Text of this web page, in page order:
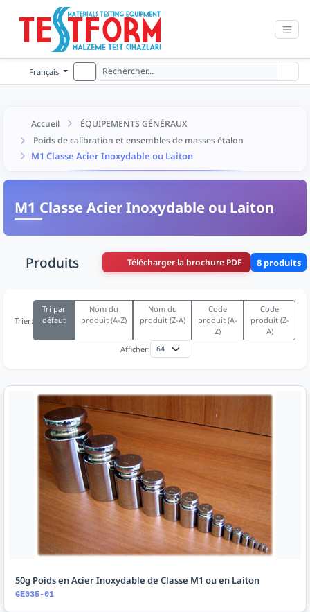
Français
Accueil
ÉQUIPEMENTS GÉNÉRAUX
Poids de calibration et ensembles de masses étalon
M1 Classe Acier Inoxydable ou Laiton
M1 Classe Acier Inoxydable ou Laiton
Produits Télécharger la brochure PDF 8 produits
Trier:
Tri par
défaut
Nom du
produit (A-Z)
Nom du
produit (Z-A)
Code
produit (A-
Z)
Code
produit (Z-
A)
Afficher:
50g Poids en Acier Inoxydable de Classe M1 ou en Laiton
GE035-01